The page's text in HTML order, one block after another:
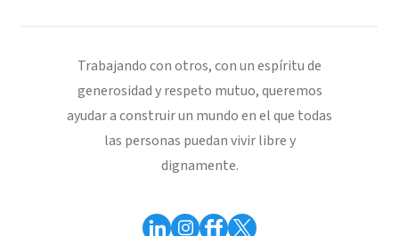
Trabajando con otros, con un espíritu de
generosidad y respeto mutuo, queremos
ayudar a construir un mundo en el que todas
las personas puedan vivir libre y
dignamente.